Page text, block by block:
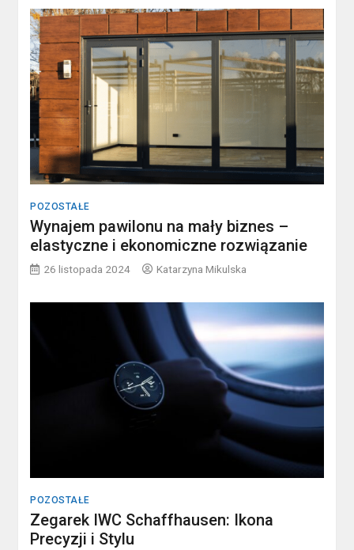
POZOSTAŁE
Wynajem pawilonu na mały biznes –
elastyczne i ekonomiczne rozwiązanie
26 listopada 2024 Katarzyna Mikulska
POZOSTAŁE
Zegarek IWC Schaffhausen: Ikona
Precyzji i Stylu